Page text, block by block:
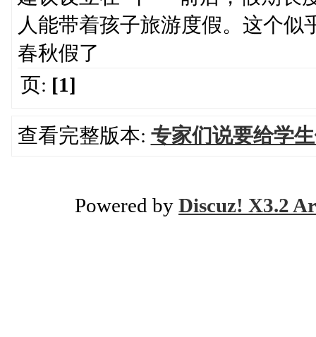
人能带着孩子旅游度假。这个
春秋假了
页: [1]
查看完整版本: 专家们说要给学
Powered by Discuz! X3.2